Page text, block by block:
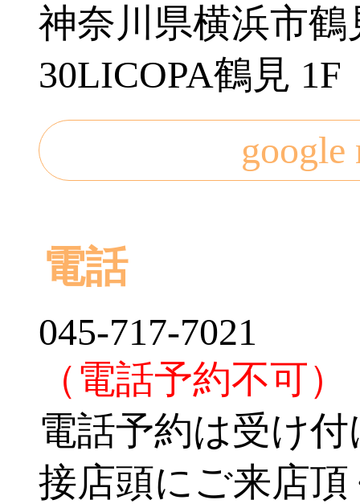
神奈川県横浜市鶴
30LICOPA鶴見
電話
045-717-7021
（電話予約不可）
電話予約は受け
接店頭にご来店